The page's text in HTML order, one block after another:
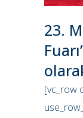
23.
[vc_row